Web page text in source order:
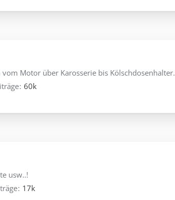
Motor über Karosserie bis Kölschdosenhalter.
60k
usw..!
17k